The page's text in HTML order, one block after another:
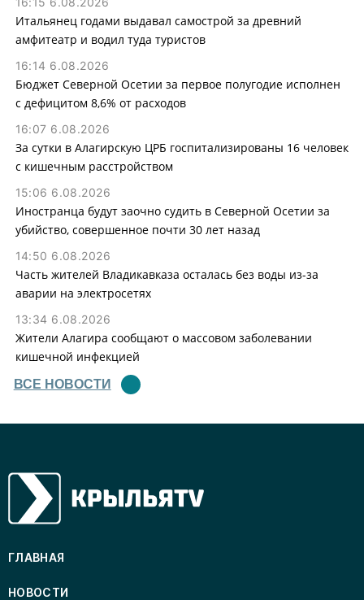
Итальянец годами выдавал самострой за древний
амфитеатр и водил туда туристов
16:14 6.08.2026
Бюджет Северной Осетии за первое полугодие исполнен
с дефицитом 8,6% от расходов
16:07 6.08.2026
За сутки в Алагирскую ЦРБ госпитализированы 16 человек
с кишечным расстройством
15:06 6.08.2026
Иностранца будут заочно судить в Северной Осетии за
убийство, совершенное почти 30 лет назад
14:50 6.08.2026
Часть жителей Владикавказа осталась без воды из-за
аварии на электросетях
13:34 6.08.2026
Жители Алагира сообщают о массовом заболевании
кишечной инфекцией
ВСЕ НОВОСТИ
ГЛАВНАЯ
НОВОСТИ